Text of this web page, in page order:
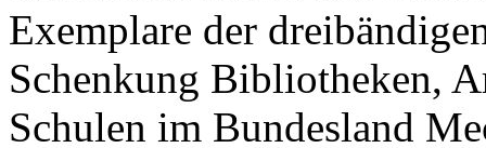
Exemplare der
Schenkung Bibliotheken,
Schulen im Bundesland